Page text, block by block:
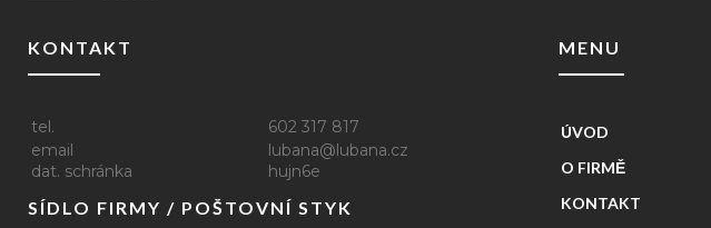
KONTAKT
tel.
602 317 817
email
lubana@lubana.cz
dat. schránka
hujn6e
SÍDLO FIRMY / POŠTOVNÍ STYK
MENU
ÚVOD
O FIRMĚ
KONTAKT